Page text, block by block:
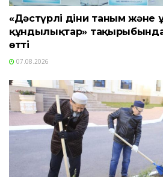
«Дәстүрлі діни таным және
құндылықтар»
өтті
07.08.2026